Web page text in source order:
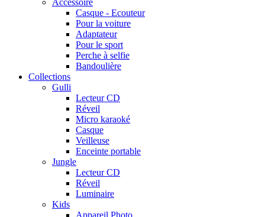
Casque - Ecouteur
Pour la voiture
Adaptateur
Pour le sport
Perche à selfie
Bandoulière
Collections
Gulli
Lecteur CD
Réveil
Micro karaoké
Casque
Veilleuse
Enceinte portable
Jungle
Lecteur CD
Réveil
Luminaire
Kids
Appareil Photo